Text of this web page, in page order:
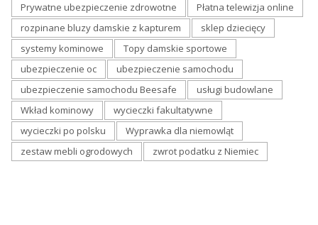
Prywatne ubezpieczenie zdrowotne
Płatna telewizja online
rozpinane bluzy damskie z kapturem
sklep dziecięcy
systemy kominowe
Topy damskie sportowe
ubezpieczenie oc
ubezpieczenie samochodu
ubezpieczenie samochodu Beesafe
usługi budowlane
Wkład kominowy
wycieczki fakultatywne
wycieczki po polsku
Wyprawka dla niemowląt
zestaw mebli ogrodowych
zwrot podatku z Niemiec